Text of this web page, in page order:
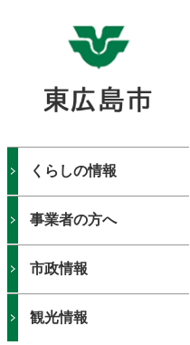
くらしの情報
事業者の方へ
市政情報
観光情報